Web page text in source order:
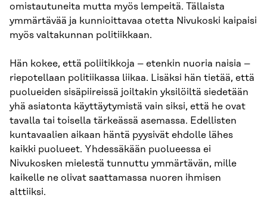
omistautuneita mutta myös lempeitä. Tällaista
ymmärtävää ja kunnioittavaa otetta Nivukoski kaipaisi
myös valtakunnan politiikkaan.
Hän kokee, että poliitikkoja – etenkin nuoria naisia –
riepotellaan politiikassa liikaa. Lisäksi hän tietää, että
puolueiden sisäpiireissä joiltakin yksilöiltä siedetään
yhä asiatonta käyttäytymistä vain siksi, että he ovat
tavalla tai toisella tärkeässä asemassa. Edellisten
kuntavaalien aikaan häntä pyysivät ehdolle lähes
kaikki puolueet. Yhdessäkään puolueessa ei
Nivukosken mielestä tunnuttu ymmärtävän, mille
kaikelle ne olivat saattamassa nuoren ihmisen
alttiiksi.